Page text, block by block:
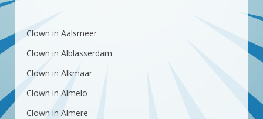
Clown in Aalsmeer
Clown in Alblasserdam
Clown in Alkmaar
Clown in Almelo
Clown in Almere